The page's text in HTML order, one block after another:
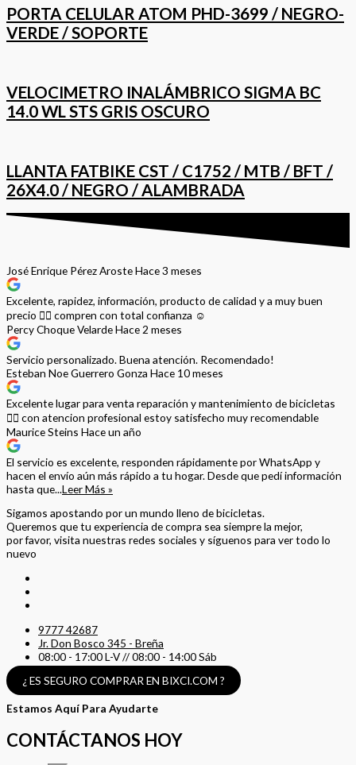
PORTA CELULAR ATOM PHD-3699 / NEGRO-
VERDE / SOPORTE
VELOCIMETRO INALÁMBRICO SIGMA BC
14.0 WL STS GRIS OSCURO
LLANTA FATBIKE CST / C1752 / MTB / BFT /
26X4.0 / NEGRO / ALAMBRADA
José Enrique Pérez ArosteHace 3 meses
Excelente, rapidez, información, producto de calidad y a muy buen
precio 👌🏻 compren con total confianza ☺️
Percy Choque VelardeHace 2 meses
Servicio personalizado. Buena atención. Recomendado!
Esteban Noe Guerrero Gonza Hace 10 meses
Excelente lugar para venta reparación y mantenimiento de bicicletas
🚵‍♀️ con atencion profesional estoy satisfecho muy recomendable
Maurice Steins Hace un año
El servicio es excelente, responden rápidamente por WhatsApp y
hacen el envío aún más rápido a tu hogar. Desde que pedí información
hasta que...Leer Más »
Sigamos apostando por un mundo lleno de bicicletas.
Queremos que tu experiencia de compra sea siempre la mejor,
por favor, visita nuestras redes sociales y síguenos para ver todo lo
nuevo
9777 42687
Jr. Don Bosco 345 - Breña
08:00 - 17:00 L-V // 08:00 - 14:00 Sáb
¿ ES SEGURO COMPRAR EN BIXCI.COM ?
Estamos Aquí Para Ayudarte
CONTÁCTANOS HOY